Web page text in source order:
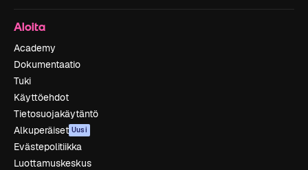
Aloita
Academy
Dokumentaatio
Tuki
Käyttöehdot
Tietosuojakäytäntö
Alkuperäiset Uusi
Evästepolitiikka
Luottamuskeskus